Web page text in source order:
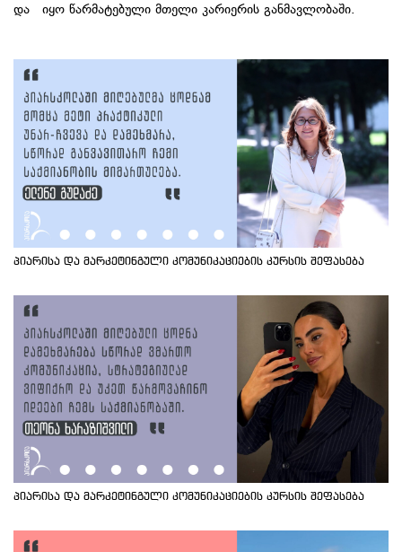
და იყო წარმატებული მთელი კარიერის განმავლობაში.
პიარისა და მარკეტინგული კომუნიკაციების კურსის შეფასება
პიარისა და მარკეტინგული კომუნიკაციების კურსის შეფასება